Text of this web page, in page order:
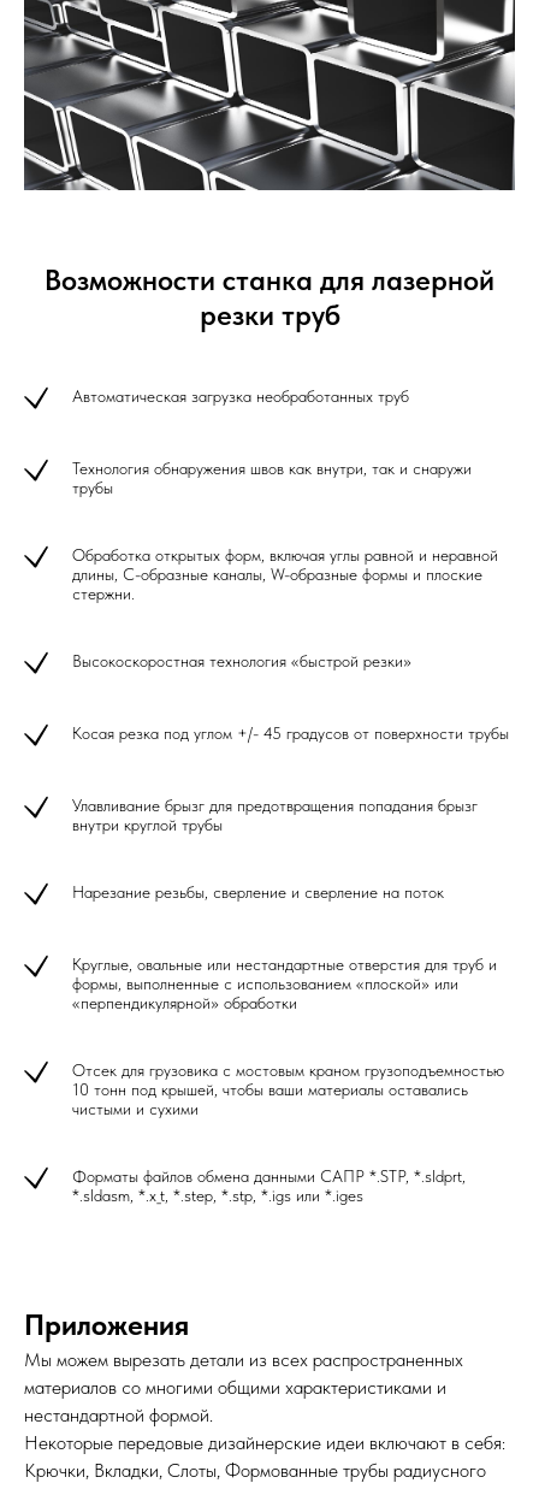
Возможности станка для лазерной
резки труб
Автоматическая загрузка необработанных труб
Технология обнаружения швов как внутри, так и снаружи
трубы
Обработка открытых форм, включая углы равной и неравной
длины, C-образные каналы, W-образные формы и плоские
стержни.
Высокоскоростная технология «быстрой резки»
Косая резка под углом +/- 45 градусов от поверхности трубы
Улавливание брызг для предотвращения попадания брызг
внутри круглой трубы
Нарезание резьбы, сверление и сверление на поток
Круглые, овальные или нестандартные отверстия для труб и
формы, выполненные с использованием «плоской» или
«перпендикулярной» обработки
Отсек для грузовика с мостовым краном грузоподъемностью
10 тонн под крышей, чтобы ваши материалы оставались
чистыми и сухими
Форматы файлов обмена данными САПР *.STP, *.sldprt,
*.sldasm, *.x_t, *.step, *.stp, *.igs или *.iges
Приложения
Мы можем вырезать детали из всех распространенных
материалов со многими общими характеристиками и
нестандартной формой.
Некоторые передовые дизайнерские идеи включают в себя:
Крючки, Вкладки, Слоты, Формованные трубы радиусного